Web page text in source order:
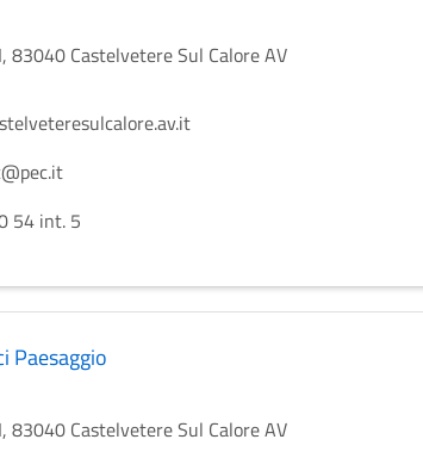
83040 Castelvetere Sul Calore AV
54 int. 5
Paesaggio
83040 Castelvetere Sul Calore AV